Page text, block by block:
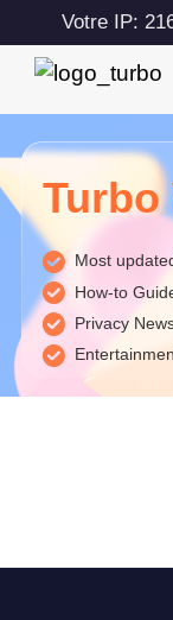
Votre IP:
Turbo
Most
How-to
Privacy